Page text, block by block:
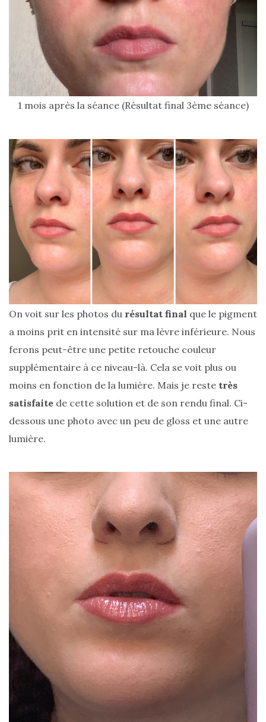
1 mois après la séance (Résultat final 3ème séance)
On voit sur les photos du résultat final que le pigment
a moins prit en intensité sur ma lèvre inférieure. Nous
ferons peut-être une petite retouche couleur
supplémentaire à ce niveau-là. Cela se voit plus ou
moins en fonction de la lumière. Mais je reste très
satisfaite de cette solution et de son rendu final. Ci-
dessous une photo avec un peu de gloss et une autre
lumière.